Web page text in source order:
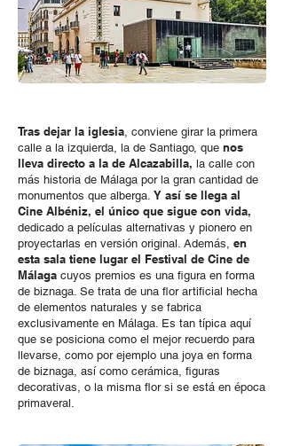
Tras dejar la iglesia, conviene girar la primera
calle a la izquierda, la de Santiago, que nos
lleva directo a la de Alcazabilla, la calle con
más historia de Málaga por la gran cantidad de
monumentos que alberga. Y así se llega al
Cine Albéniz, el único que sigue con vida,
dedicado a películas alternativas y pionero en
proyectarlas en versión original. Además, en
esta sala tiene lugar el Festival de Cine de
Málaga cuyos premios es una figura en forma
de biznaga. Se trata de una flor artificial hecha
de elementos naturales y se fabrica
exclusivamente en Málaga. Es tan típica aquí
que se posiciona como el mejor recuerdo para
llevarse, como por ejemplo una joya en forma
de biznaga, así como cerámica, figuras
decorativas, o la misma flor si se está en época
primaveral.